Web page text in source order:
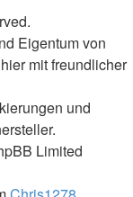
Eigentum von
mit freundlicher
und
Limited